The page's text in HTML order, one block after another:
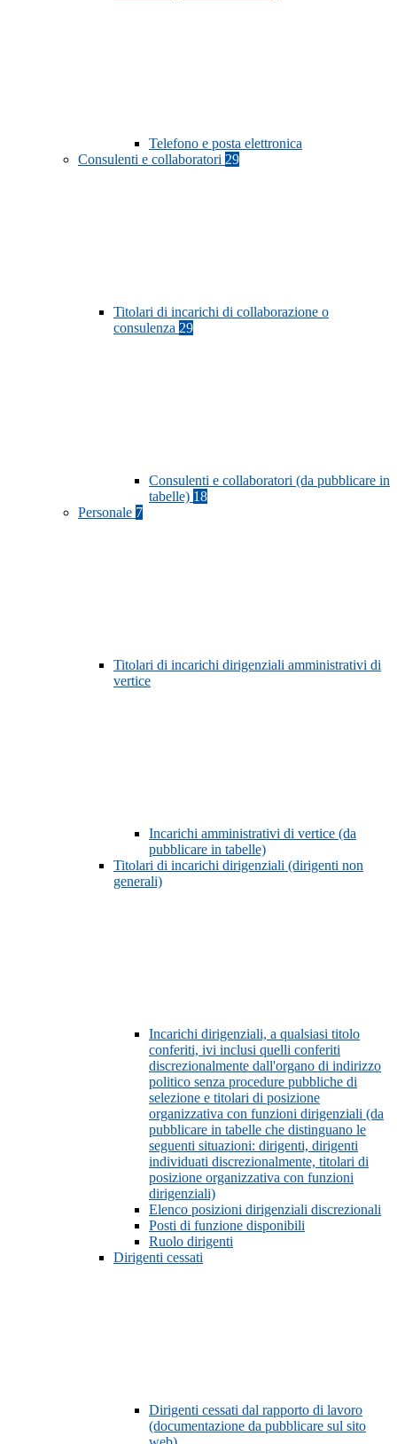
Telefono e posta elettronica
Consulenti e collaboratori 29
Titolari di incarichi di collaborazione o
consulenza 29
Consulenti e collaboratori (da pubblicare in
tabelle) 18
Personale 7
Titolari di incarichi dirigenziali amministrativi di
vertice
Incarichi amministrativi di vertice (da
pubblicare in tabelle)
Titolari di incarichi dirigenziali (dirigenti non
generali)
Incarichi dirigenziali, a qualsiasi titolo
conferiti, ivi inclusi quelli conferiti
discrezionalmente dall'organo di indirizzo
politico senza procedure pubbliche di
selezione e titolari di posizione
organizzativa con funzioni dirigenziali (da
pubblicare in tabelle che distinguano le
seguenti situazioni: dirigenti, dirigenti
individuati discrezionalmente, titolari di
posizione organizzativa con funzioni
dirigenziali)
Elenco posizioni dirigenziali discrezionali
Posti di funzione disponibili
Ruolo dirigenti
Dirigenti cessati
Dirigenti cessati dal rapporto di lavoro
(documentazione da pubblicare sul sito